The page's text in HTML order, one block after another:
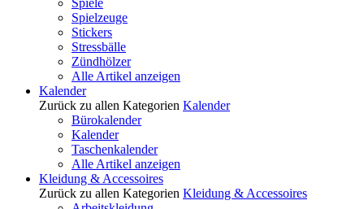
Spiele
Spielzeuge
Stickers
Stressbälle
Zündhölzer
Alle Artikel anzeigen
Kalender
Zurück zu allen Kategorien Kalender
Bürokalender
Kalender
Taschenkalender
Alle Artikel anzeigen
Kleidung & Accessoires
Zurück zu allen Kategorien Kleidung & Accessoires